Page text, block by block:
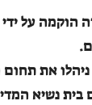
את תחום
נשיא